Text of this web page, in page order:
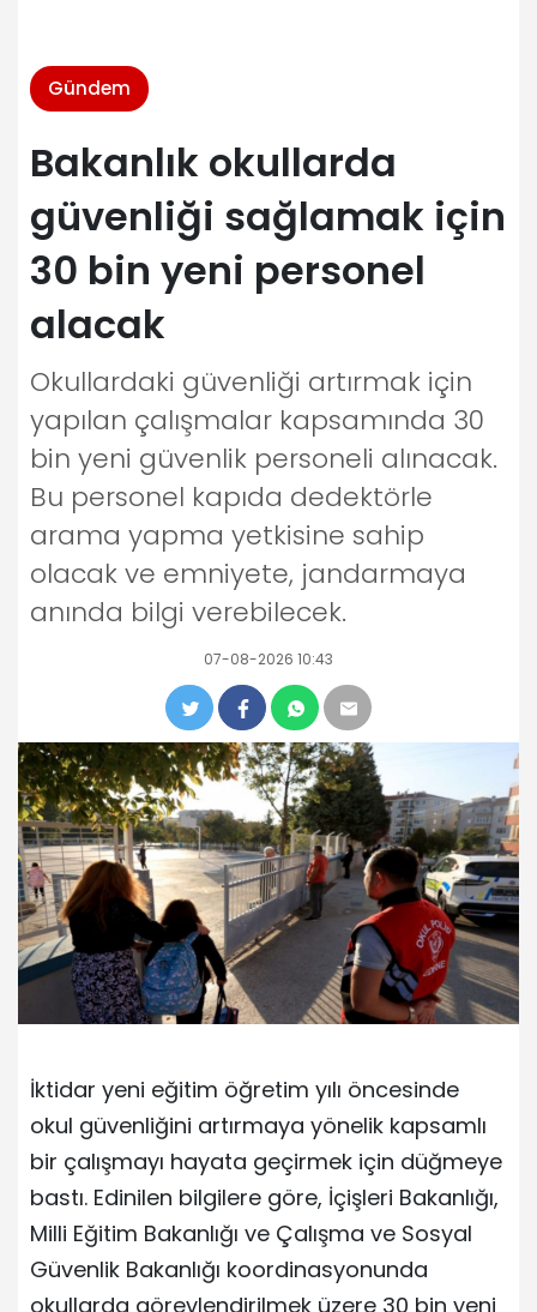
Gündem
Bakanlık okullarda
güvenliği sağlamak için
30 bin yeni personel
alacak
Okullardaki güvenliği artırmak için
yapılan çalışmalar kapsamında 30
bin yeni güvenlik personeli alınacak.
Bu personel kapıda dedektörle
arama yapma yetkisine sahip
olacak ve emniyete, jandarmaya
anında bilgi verebilecek.
07-08-2026 10:43
İktidar yeni eğitim öğretim yılı öncesinde
okul güvenliğini artırmaya yönelik kapsamlı
bir çalışmayı hayata geçirmek için düğmeye
bastı. Edinilen bilgilere göre, İçişleri Bakanlığı,
Milli Eğitim Bakanlığı ve Çalışma ve Sosyal
Güvenlik Bakanlığı koordinasyonunda
okullarda görevlendirilmek üzere 30 bin yeni